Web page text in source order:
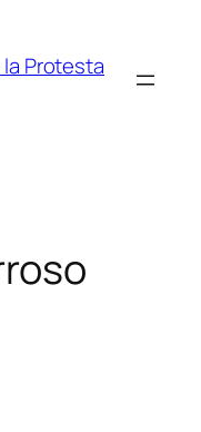
Protesta